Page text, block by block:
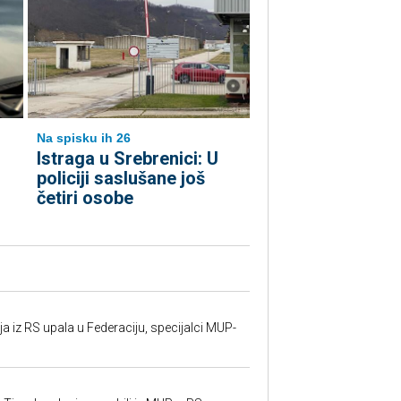
Na spisku ih 26
Istraga u Srebrenici: U
policiji saslušane još
četiri osobe
iz RS upala u Federaciju, specijalci MUP-